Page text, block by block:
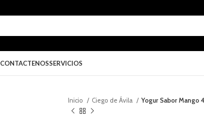
CONTACTENOSSERVICIOS
Inicio Ciego de Ávila Yogur Sabor Mango